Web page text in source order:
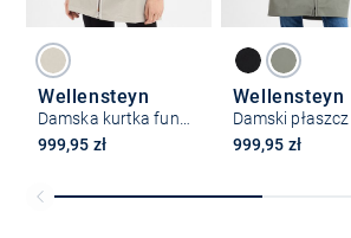
Wellensteyn
Damska kurtka funkcyjna – Westside
999,95 zł
Wellensteyn
999,95 zł